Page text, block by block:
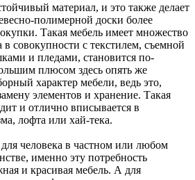
материал, и это также делает
полимерной доски более
Такая мебель имеет множество
совокупности с текстилем, съемной
и пледами, становится по-
плюсом здесь опять же
характер мебели, ведь это,
элементов и хранение. Такая
и отлично вписывается в
лофта или хай-тека.
человека в частном или любом
именно эту потребность
и красивая мебель. А для